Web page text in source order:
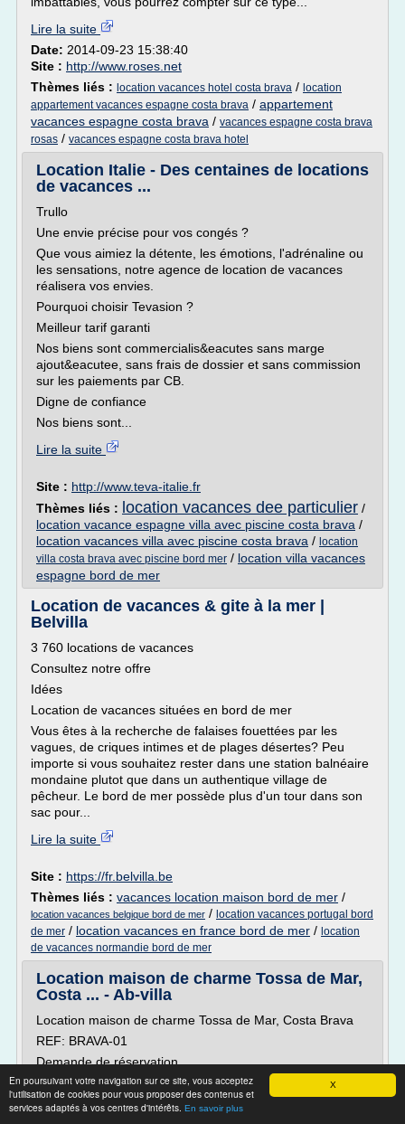
X
En poursuivant votre navigation sur ce site, vous acceptez
l'utilisation de cookies pour vous proposer des contenus et
services adaptés à vos centres d'intérêts. En savoir plus
Lire la suite
Date: 2014-09-23 15:38:40
Site : http://www.roses.net
Thèmes liés : location vacances hotel costa brava / location
appartement vacances espagne costa brava / appartement
vacances espagne costa brava / vacances espagne costa brava
rosas / vacances espagne costa brava hotel
Location Italie - Des centaines de locations
de vacances ...
Trullo
Une envie précise pour vos congés ?
Que vous aimiez la détente, les émotions, l'adrénaline ou
les sensations, notre agence de location de vacances
réalisera vos envies.
Pourquoi choisir Tevasion ?
Meilleur tarif garanti
Nos biens sont commercialis&eacutes sans marge
ajout&eacutee, sans frais de dossier et sans commission
sur les paiements par CB.
Digne de confiance
Nos biens sont...
Lire la suite
Site : http://www.teva-italie.fr
Thèmes liés : location vacances dee particulier /
location vacance espagne villa avec piscine costa brava /
location vacances villa avec piscine costa brava / location
villa costa brava avec piscine bord mer / location villa vacances
espagne bord de mer
Location de vacances & gite à la mer |
Belvilla
3 760 locations de vacances
Consultez notre offre
Idées
Location de vacances situées en bord de mer
Vous êtes à la recherche de falaises fouettées par les
vagues, de criques intimes et de plages désertes? Peu
importe si vous souhaitez rester dans une station balnéaire
mondaine plutot que dans un authentique village de
pêcheur. Le bord de mer possède plus d'un tour dans son
sac pour...
Lire la suite
Site : https://fr.belvilla.be
Thèmes liés : vacances location maison bord de mer /
location vacances belgique bord de mer / location vacances portugal bord
de mer / location vacances en france bord de mer / location
de vacances normandie bord de mer
Location maison de charme Tossa de Mar,
Costa ... - Ab-villa
Location maison de charme Tossa de Mar, Costa Brava
REF: BRAVA-01
Demande de réservation
Description
Maison de charme avec piscine privée et vue sur la mer